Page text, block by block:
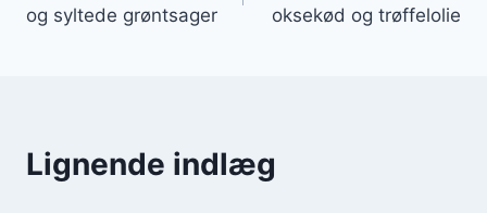
og syltede grøntsager
oksekød og trøffelolie
Lignende indlæg